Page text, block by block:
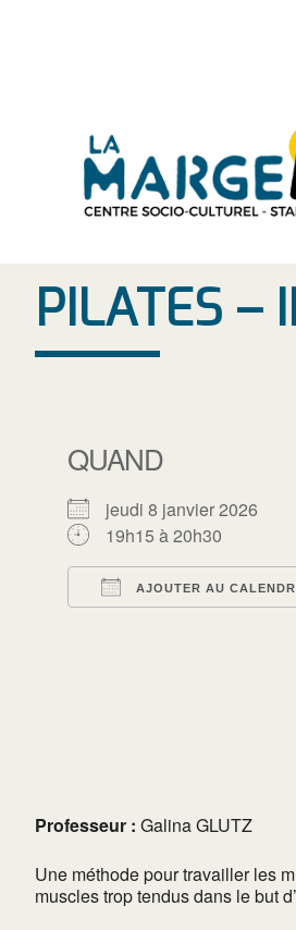
PILATES –
QUAND
jeudi 8 janvier 2026
19h15 à 20h30
AJOUTER AU
Professeur : Galina GLUTZ
Une méthode pour travailler les
muscles trop tendus dans le but